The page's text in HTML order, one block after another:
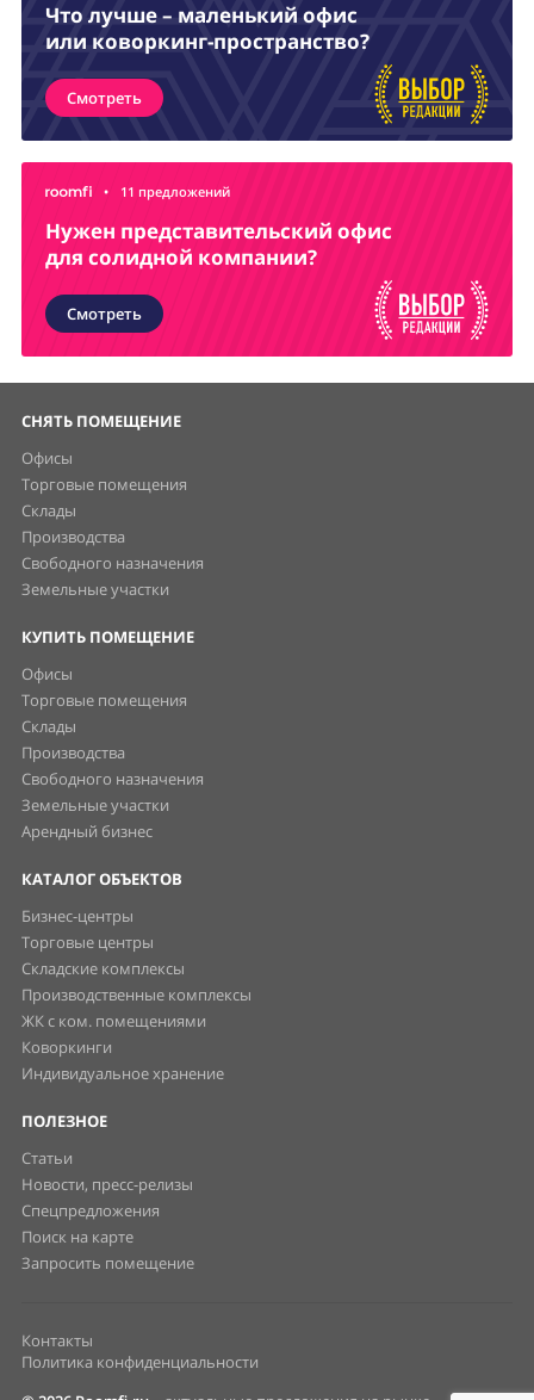
Что лучше – маленький офис
или коворкинг-пространство?
Смотреть
• 11 предложений
Нужен представительский офис
для солидной компании?
Смотреть
СНЯТЬ ПОМЕЩЕНИЕ
Офисы
Торговые помещения
Склады
Производства
Свободного назначения
Земельные участки
КУПИТЬ ПОМЕЩЕНИЕ
Офисы
Торговые помещения
Склады
Производства
Свободного назначения
Земельные участки
Арендный бизнес
КАТАЛОГ ОБЪЕКТОВ
Бизнес-центры
Торговые центры
Складские комплексы
Производственные комплексы
ЖК с ком. помещениями
Коворкинги
Индивидуальное хранение
ПОЛЕЗНОЕ
Статьи
Новости, пресс-релизы
Спецпредложения
Поиск на карте
Запросить помещение
Контакты
Политика конфиденциальности